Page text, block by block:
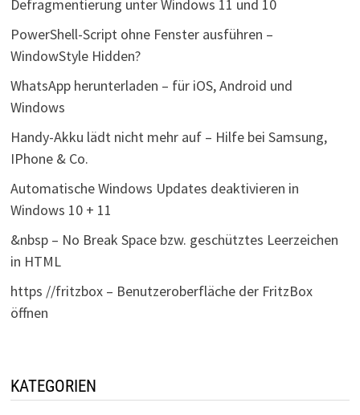
Defragmentierung unter Windows 11 und 10
PowerShell-Script ohne Fenster ausführen –
WindowStyle Hidden?
WhatsApp herunterladen – für iOS, Android und
Windows
Handy-Akku lädt nicht mehr auf – Hilfe bei Samsung,
IPhone & Co.
Automatische Windows Updates deaktivieren in
Windows 10 + 11
&nbsp – No Break Space bzw. geschütztes Leerzeichen
in HTML
https //fritzbox – Benutzeroberfläche der FritzBox
öffnen
KATEGORIEN